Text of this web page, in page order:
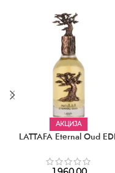
АКЦИЈА
LATTAFA Eternal Oud